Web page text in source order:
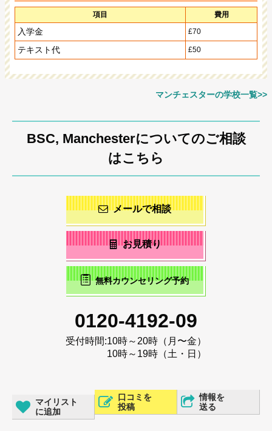
項目 費用
入学金 £70
テキスト代 £50
マンチェスターの学校一覧>>
BSC, Manchesterについてのご相談
はこちら
メールで相談
お見積り
無料カウンセリング予約
0120-4192-09
受付時間:10時～20時（月〜金）
10時～19時（土・日）
マイリスト
に追加
口コミを
投稿
情報を
送る